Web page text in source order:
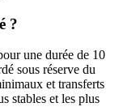
?
une durée de 10
sous réserve du
et transferts
stables et les plus